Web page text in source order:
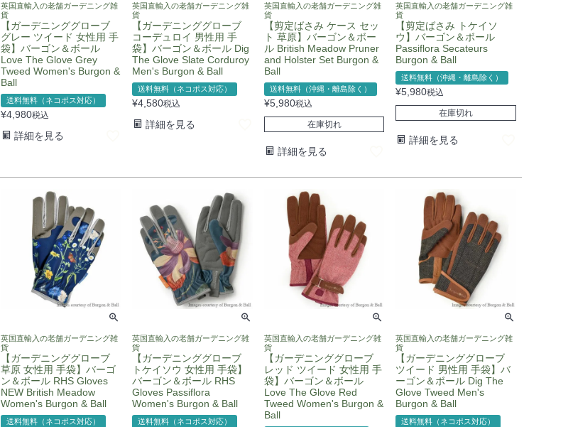
英国直輸入の老舗ガーデニング雑
貨
【ガーデニンググローブ
グレー ツイード 女性用 手
袋】バーゴン＆ボール
Love The Glove Grey
Tweed Women's Burgon &
Ball
送料無料（ネコポス対応）
¥4,980税込
詳細を見る
英国直輸入の老舗ガーデニング雑
貨
【ガーデニンググローブ
コーデュロイ 男性用 手
袋】バーゴン＆ボール Dig
The Glove Slate Corduroy
Men's Burgon & Ball
送料無料（ネコポス対応）
¥4,580税込
詳細を見る
英国直輸入の老舗ガーデニング雑
貨
【剪定ばさみ ケース セッ
ト 草原】バーゴン＆ボー
ル British Meadow Pruner
and Holster Set Burgon &
Ball
送料無料（沖縄・離島除く）
¥5,980税込
在庫切れ
詳細を見る
英国直輸入の老舗ガーデニング雑
貨
【剪定ばさみ トケイソ
ウ】バーゴン＆ボール
Passiflora Secateurs
Burgon & Ball
送料無料（沖縄・離島除く）
¥5,980税込
在庫切れ
詳細を見る
英国直輸入の老舗ガーデニング雑
貨
【ガーデニンググローブ
草原 女性用 手袋】バーゴ
ン＆ボール RHS Gloves
NEW British Meadow
Women's Burgon & Ball
送料無料（ネコポス対応）
英国直輸入の老舗ガーデニング雑
貨
【ガーデニンググローブ
トケイソウ 女性用 手袋】
バーゴン＆ボール RHS
Gloves Passiflora
Women's Burgon & Ball
送料無料（ネコポス対応）
英国直輸入の老舗ガーデニング雑
貨
【ガーデニンググローブ
レッド ツイード 女性用 手
袋】バーゴン＆ボール
Love The Glove Red
Tweed Women's Burgon &
Ball
英国直輸入の老舗ガーデニング雑
貨
【ガーデニンググローブ
ツイード 男性用 手袋】バ
ーゴン＆ボール Dig The
Glove Tweed Men's
Burgon & Ball
送料無料（ネコポス対応）